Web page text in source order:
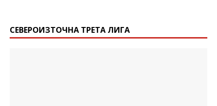
СЕВЕРОИЗТОЧНА ТРЕТА ЛИГА